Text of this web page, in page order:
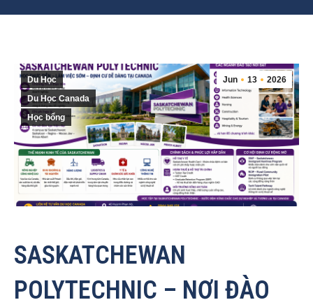
Jun 13 2026
Du Học
Du Học Canada
Học bổng
SASKATCHEWAN
POLYTECHNIC – NƠI ĐÀO